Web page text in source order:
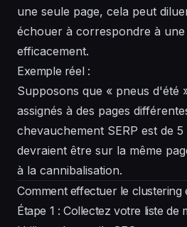
une seule page, cela peut
échouer à correspondre à
efficacement.
Exemple réel :
Supposons que « pneus d'été
assignés à des pages
chevauchement SERP est de
devraient être sur la même
à la cannibalisation.
Comment effectuer le clustering
Étape 1 : Collectez votre liste de